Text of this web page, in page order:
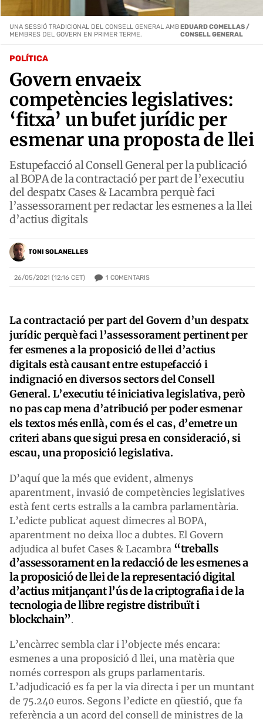
POLÍTICA
Govern envaeix
competències legislatives:
‘fitxa’ un bufet jurídic per
esmenar una proposta de llei
Estupefacció al Consell General per la publicació
al BOPA de la contractació per part de l’executiu
del despatx Cases & Lacambra perquè faci
l’assessorament per redactar les esmenes a la llei
d’actius digitals
TONI SOLANELLES
26/05/2021 (12:16 CET) 1 COMENTARIS
UNA SESSIÓ TRADICIONAL DEL CONSELL GENERAL AMB
MEMBRES DEL GOVERN EN PRIMER TERME.
EDUARD COMELLAS /
CONSELL GENERAL
La contractació per part del Govern d’un despatx
jurídic perquè faci l’assessorament pertinent per
fer esmenes a la proposició de llei d’actius
digitals està causant entre estupefacció i
indignació en diversos sectors del Consell
General. L’executiu té iniciativa legislativa, però
no pas cap mena d’atribució per poder esmenar
els textos més enllà, com és el cas, d’emetre un
criteri abans que sigui presa en consideració, si
escau, una proposició legislativa.
D’aquí que la més que evident, almenys
aparentment, invasió de competències legislatives
està fent certs estralls a la cambra parlamentària.
L’edicte publicat aquest dimecres al BOPA,
aparentment no deixa lloc a dubtes. El Govern
adjudica al bufet Cases & Lacambra “treballs
d’assessorament en la redacció de les esmenes a
la proposició de llei de la representació digital
d’actius mitjançant l’ús de la criptografia i de la
tecnologia de llibre registre distribuït i
blockchain”.
L’encàrrec sembla clar i l’objecte més encara:
esmenes a una proposició d llei, una matèria que
només correspon als grups parlamentaris.
L’adjudicació es fa per la via directa i per un muntant
de 75.240 euros. Segons l’edicte en qüestió, que fa
referència a un acord del consell de ministres de la